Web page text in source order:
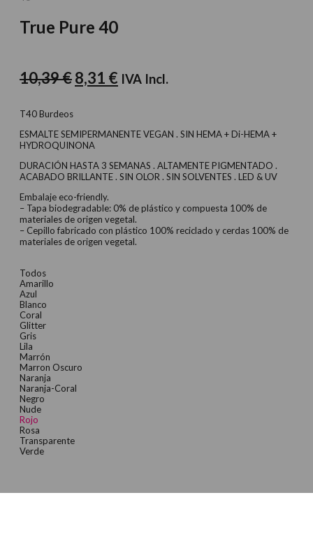
True Pure 40
10,39€El
era:
10,39 €.
8,31 € El
es:
IVA Incl.
T40 Burdeos
ESMALTE SEMIPERMANENTE VEGAN . SIN HEMA + Di-HEMA +
HYDROQUINONA
DURACIÓN HASTA 3 SEMANAS . ALTAMENTE PIGMENTADO .
ACABADO BRILLANTE . SIN OLOR . SIN SOLVENTES . LED & UV
Embalaje eco-friendly.
– Tapa biodegradable: 0% de plástico y compuesta 100% de
materiales de origen vegetal.
– Cepillo fabricado con plástico 100% reciclado y cerdas 100% de
materiales de origen vegetal.
Todos
Amarillo
Azul
Blanco
Coral
Glitter
Gris
Lila
Marrón
Marron Oscuro
Naranja
Naranja-Coral
Negro
Nude
Rojo
Rosa
Transparente
Verde